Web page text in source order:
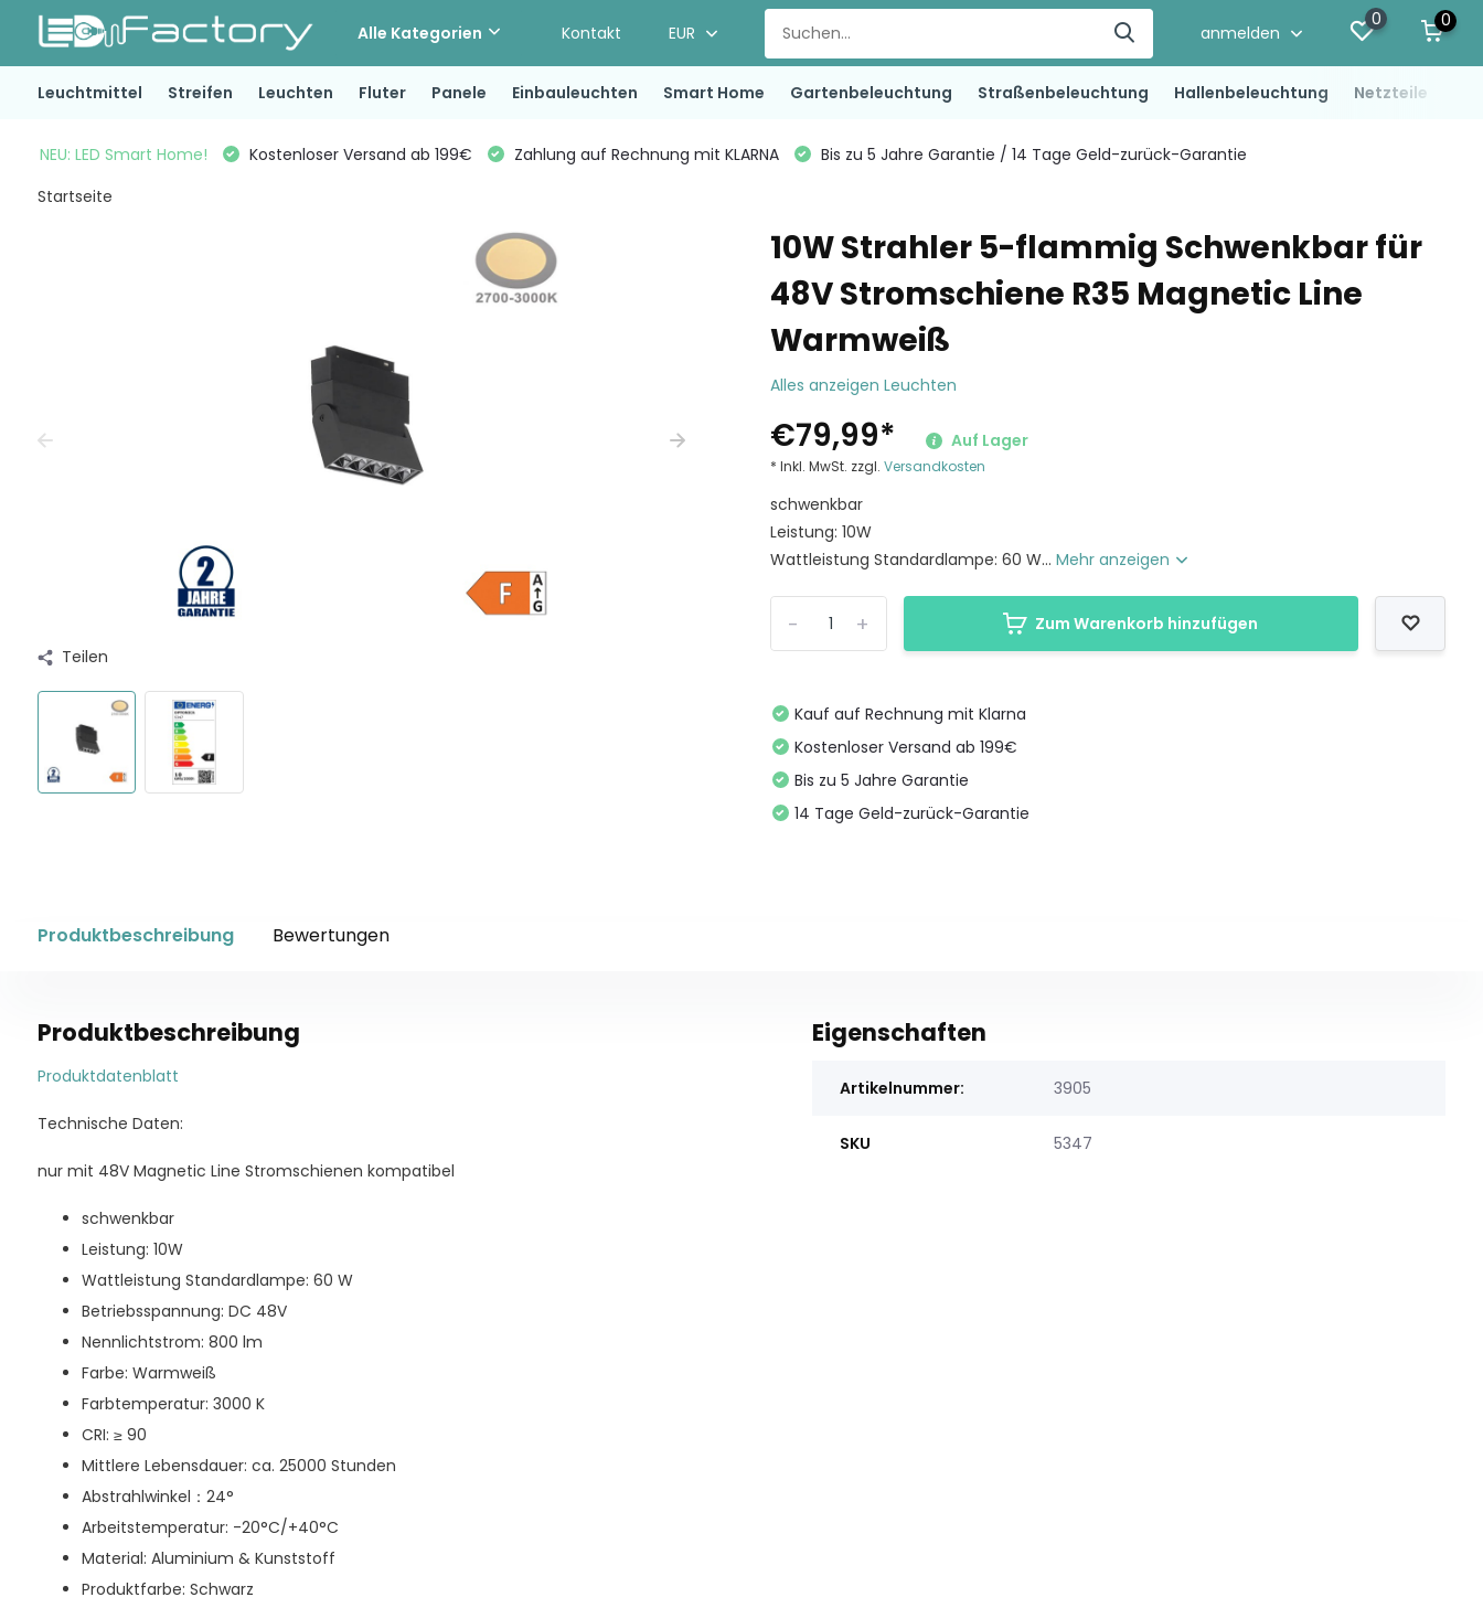
Alle Kategorien Kontakt EUR anmelden
0 0
Leuchtmittel Streifen Leuchten Fluter Panele Einbauleuchten Smart Home Gartenbeleuchtung Straßenbeleuchtung Hallenbeleuchtung Netzteile
NEU: LED Smart Home! Kostenloser Versand ab 199€ Zahlung auf Rechnung mit KLARNA
Bis zu 5 Jahre Garantie / 14 Tage Geld-zurück-Garantie
Startseite
Teilen
10W Strahler 5-flammig Schwenkbar für
48V Stromschiene R35 Magnetic Line
Warmweiß
Alles anzeigen Leuchten
€79,99* Auf Lager
* Inkl. MwSt. zzgl. Versandkosten
schwenkbar
Leistung: 10W
Wattleistung Standardlampe: 60 W... Mehr anzeigen
+
- Zum Warenkorb hinzufügen
Kauf auf Rechnung mit Klarna
Kostenloser Versand ab 199€
Bis zu 5 Jahre Garantie
14 Tage Geld-zurück-Garantie
Produktbeschreibung Bewertungen
Produktbeschreibung
Produktdatenblatt
Technische Daten:
nur mit 48V Magnetic Line Stromschienen kompatibel
schwenkbar
Leistung: 10W
Wattleistung Standardlampe: 60 W
Betriebsspannung: DC 48V
Nennlichtstrom: 800 lm
Farbe: Warmweiß
Farbtemperatur: 3000 K
CRI: ≥ 90
Mittlere Lebensdauer: ca. 25000 Stunden
Abstrahlwinkel：24°
Arbeitstemperatur: -20°C/+40°C
Material: Aluminium & Kunststoff
Produktfarbe: Schwarz
Eigenschaften
Artikelnummer: 3905
SKU 5347